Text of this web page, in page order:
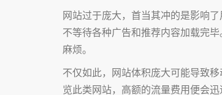
网站过于庞大，首当其冲的是影响
不等待各种广告和推荐内容加载完
麻烦。
不仅如此，网站体积庞大可能导致
览此类网站，高额的流量费用便会迅